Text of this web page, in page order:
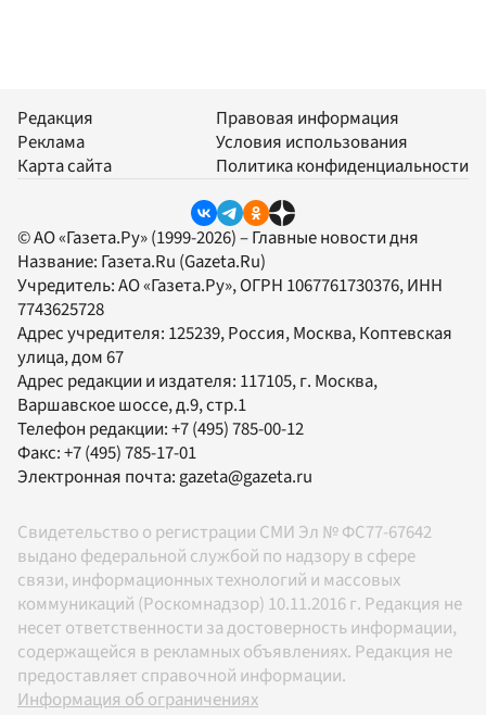
Редакция
Реклама
Карта сайта
Правовая информация
Условия использования
Политика конфиденциальности
© АО «Газета.Ру» (1999-2026) – Главные новости дня
Название: Газета.Ru (Gazeta.Ru)
Учредитель:АО «Газета.Ру», ОГРН 1067761730376, ИНН
7743625728
Адрес учредителя: 125239, Россия, Москва, Коптевская
улица, дом 67
Адрес редакции и издателя: 117105, г. Москва,
Варшавское шоссе, д.9, стр.1
Телефон редакции:+7 (495) 785-00-12
Факс:+7 (495) 785-17-01
Электронная почта:gazeta@gazeta.ru
Свидетельство о регистрации СМИ Эл № ФС77-67642
выдано федеральной службой по надзору в сфере
связи, информационных технологий и массовых
коммуникаций (Роскомнадзор) 10.11.2016 г. Редакция не
несет ответственности за достоверность информации,
содержащейся в рекламных объявлениях. Редакция не
предоставляет справочной информации.
Информация об ограничениях